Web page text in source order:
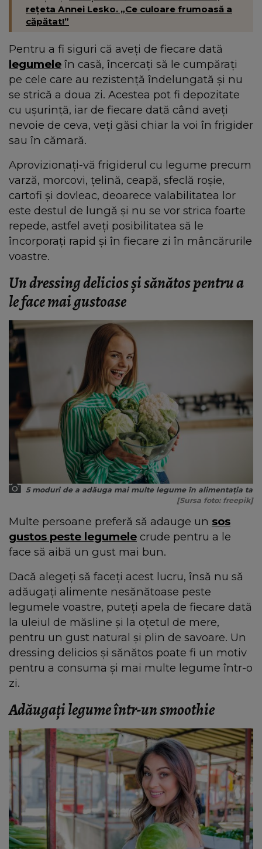
rețeta Annei Lesko. „Ce culoare frumoasă a
căpătat!”
Pentru a fi siguri că aveți de fiecare dată
legumele în casă, încercați să le cumpărați
pe cele care au rezistență îndelungată și nu
se strică a doua zi. Acestea pot fi depozitate
cu ușurință, iar de fiecare dată când aveți
nevoie de ceva, veți găsi chiar la voi în frigider
sau în cămară.
Aprovizionați-vă frigiderul cu legume precum
varză, morcovi, țelină, ceapă, sfeclă roșie,
cartofi și dovleac, deoarece valabilitatea lor
este destul de lungă și nu se vor strica foarte
repede, astfel aveți posibilitatea să le
încorporați rapid și în fiecare zi în mâncărurile
voastre.
Un dressing delicios și sănătos pentru a
le face mai gustoase
5 moduri de a adăuga mai multe legume în alimentația ta
[Sursa foto: freepik]
Multe persoane preferă să adauge un sos
gustos peste legumele crude pentru a le
face să aibă un gust mai bun.
Dacă alegeți să faceți acest lucru, însă nu să
adăugați alimente nesănătoase peste
legumele voastre, puteți apela de fiecare dată
la uleiul de măsline și la oțetul de mere,
pentru un gust natural și plin de savoare. Un
dressing delicios și sănătos poate fi un motiv
pentru a consuma și mai multe legume într-o
zi.
Adăugați legume într-un smoothie